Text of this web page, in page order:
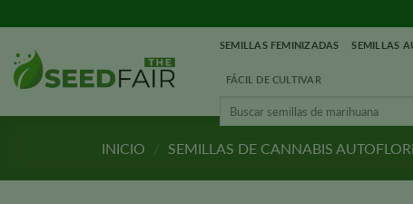
al
contenido
SEMILLAS FEMINIZADAS SEMILLAS
FÁCIL DE CULTIVAR
Buscar:
INICIO / SEMILLAS DE CANNABIS